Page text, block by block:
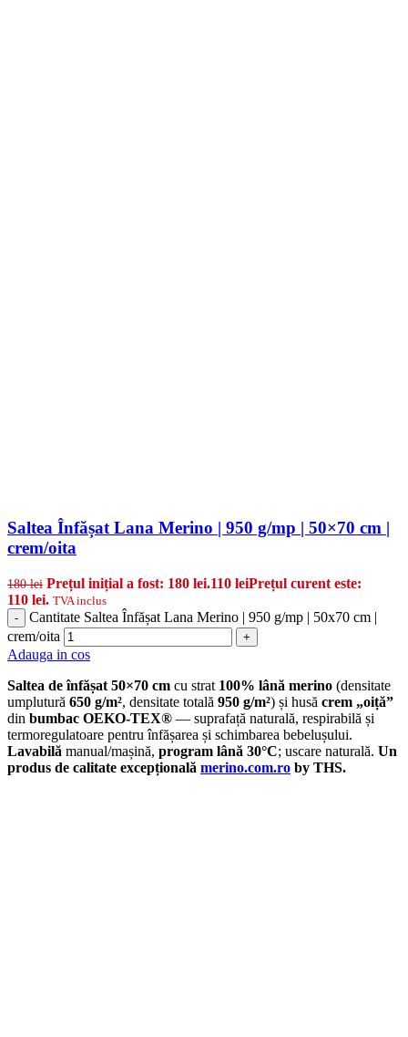
Saltea Înfășat Lana Merino | 950 g/mp | 50×70 cm |
crem/oita
180lei Prețul inițial a fost: 180 lei.110 leiPrețul curent este:
110 lei. TVA inclus
-
Cantitate Saltea Înfășat Lana Merino | 950 g/mp | 50x70 cm |
crem/oita
+
Adauga in cos
Saltea de înfășat 50×70 cm cu strat 100% lână merino (densitate
umplutură 650 g/m², densitate totală 950 g/m²) și husă crem „oiță”
din bumbac OEKO-TEX® — suprafață naturală, respirabilă și
termoregulatoare pentru înfășarea și schimbarea bebelușului.
Lavabilă manual/mașină, program lână 30°C; uscare naturală. Un
produs de calitate excepțională merino.com.ro by THS.